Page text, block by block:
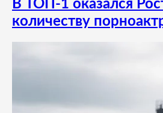
В ТОП-1 оказался
количеству